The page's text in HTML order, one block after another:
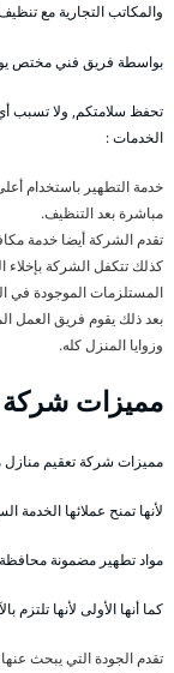
والمكاتب التجارية مع
بواسطة فريق فني مختص
تحفظ سلامتكم, ولا تسبب
الخدمات :
خدمة التطهير باستخدام
مباشرة بعد التنظيف.
تقدم الشركة أيضا خدمة
كذلك تتكفل الشركة بإخلاء
المستلزمات الموجودة في
بعد ذلك يقوم فريق العمل
وزوايا المنزل كله.
مميزات شركة
مميزات شركة تعقيم
لأنها تمنح عملائها
مواد تطهير مضمونة محافظة
كما أنها الأولى لأنها تلتزم
تقدم الجودة التي يبحث